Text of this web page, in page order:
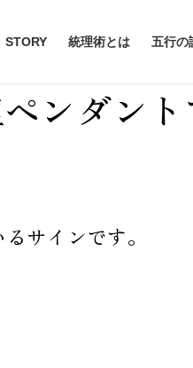
STORY 統理術とは 五行の
ンダン
サインです。